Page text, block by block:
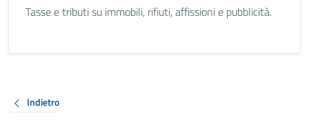
Tasse e tributi su immobili, rifiuti, affissioni e pubblicità.
Indietro